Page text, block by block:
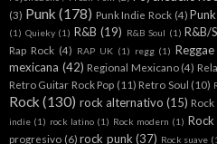
Rock(130) rock alternativo (15)
indie
(1) rock latino (1) Rock modern (1) Rock
progresivo(6) rock punk Rock suave
RockAlt Pop (1) Rocks 80s (1) ROOTS (1) Salsa
Shoegaze (48) Shoeghaze (2) Singer
(15) Singer-Songwriter (Acoustic) (4)
Songwriter Band (Full Band Sound)
Band Sound) (7) ska (24) Skate Skate